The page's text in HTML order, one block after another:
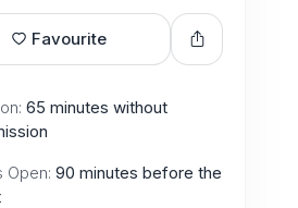
Favourite
65 minutes without
Open: 90 minutes before the